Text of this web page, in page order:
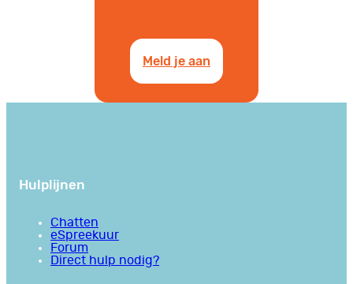
Meld je aan
Hulplijnen
Chatten
eSpreekuur
Forum
Direct hulp nodig?